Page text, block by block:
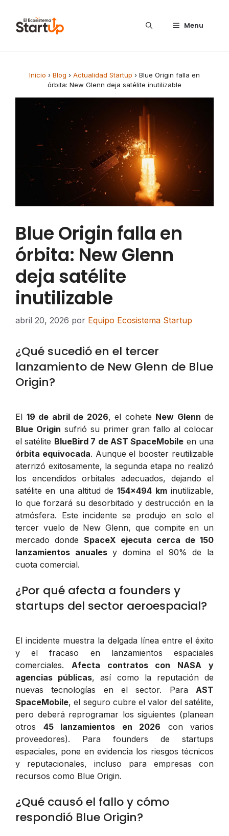
Menu
Inicio › Blog › Actualidad Startup › Blue Origin falla en
órbita: New Glenn deja satélite inutilizable
Blue Origin falla en
órbita: New Glenn
deja satélite
inutilizable
abril 20, 2026 por Equipo Ecosistema Startup
¿Qué sucedió en el tercer
lanzamiento de New Glenn de Blue
Origin?
El 19 de abril de 2026, el cohete New Glenn de
Blue Origin sufrió su primer gran fallo al colocar
el satélite BlueBird 7 de AST SpaceMobile en una
órbita equivocada. Aunque el booster reutilizable
aterrizó exitosamente, la segunda etapa no realizó
los encendidos orbitales adecuados, dejando el
satélite en una altitud de154x494 kminutilizable,
lo que forzará su desorbitado y destrucción en la
atmósfera. Este incidente se produjo en solo el
tercer vuelo de New Glenn, que compite en un
mercado donde SpaceX ejecuta cerca de 150
lanzamientos anualesy domina el 90% de la
cuota comercial.
¿Por qué afecta a founders y
startups del sector aeroespacial?
El incidente muestra la delgada línea entre el éxito
y el fracaso en lanzamientos espaciales
comerciales. Afecta contratos con NASA y
agencias públicas, así como la reputación de
nuevas tecnologías en el sector. Para AST
SpaceMobile, el seguro cubre el valor del satélite,
pero deberá reprogramar los siguientes (planean
otros 45 lanzamientos en 2026 con varios
proveedores). Para founders de startups
espaciales, pone en evidencia los riesgos técnicos
y reputacionales, incluso para empresas con
recursos como Blue Origin.
¿Qué causó el fallo y cómo
respondió Blue Origin?